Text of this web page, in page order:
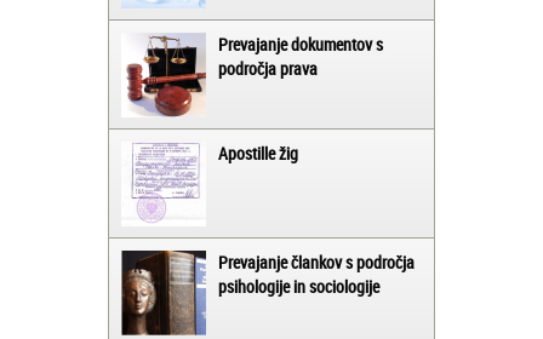
Prevajanje dokumentov s
področja prava
Apostille žig
Prevajanje člankov s področja
psihologije in sociologije